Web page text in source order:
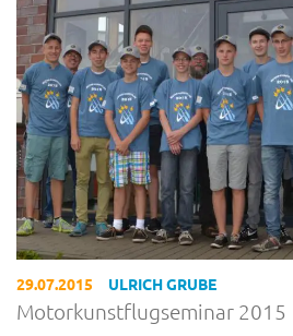
29.07.2015 ULRICH GRUBE
Motorkunstflugseminar 2015